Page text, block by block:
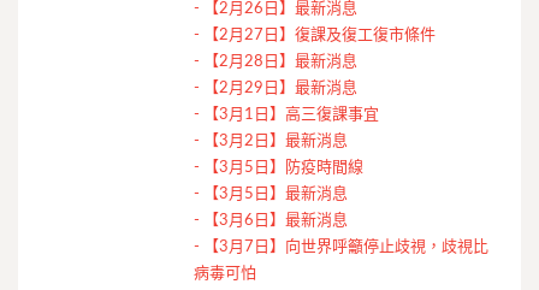
-
【2月26日】最新消息
-
【2月27日】復課及復工復市條件
-
【2月28日】最新消息
-
【2月29日】最新消息
-
【3月1日】高三復課事宜
-
【3月2日】最新消息
-
【3月5日】防疫時間線
-
【3月5日】最新消息
-
【3月6日】最新消息
-
【3月7日】向世界呼籲停止歧視，歧視比
病毒可怕